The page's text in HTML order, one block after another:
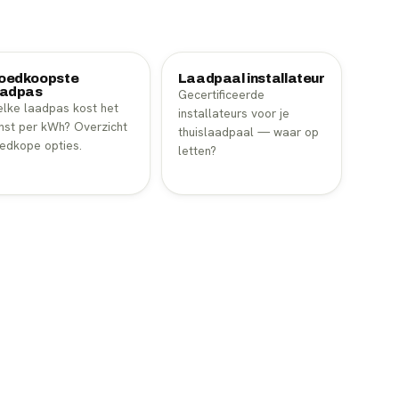
laadpas kost het
per kWh? Overzicht
opties.
Laadpaal installateur
Gecertificeerde
installateurs voor je
thuislaadpaal — waar op
letten?